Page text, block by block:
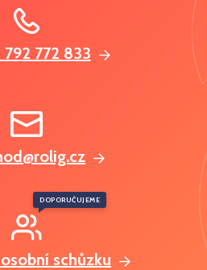
772 833
schůzku
DOPORUČUJEME